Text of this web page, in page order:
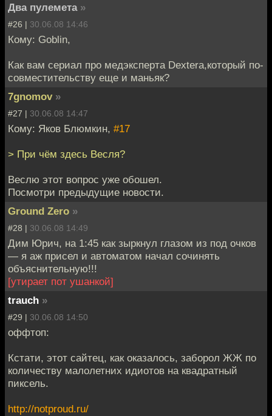
Два пулемета »
#26 | 30.06.08 14:46
Кому: Goblin,
Как вам сериал про медэксперта Dextera,который по-
совместительству еще и маньяк?
7gnomov »
#27 | 30.06.08 14:47
Кому: Яков Блюмкин, #17
> При чём здесь Весля?
Веслю этот вопрос уже обошел.
Посмотри предыдущие новости.
Ground Zero »
#28 | 30.06.08 14:49
Дим Юрич, на 1:45 как зыркнул глазом из под очков
— я аж присел и автоматом начал сочинять
объяснительную!!!
[утирает пот ушанкой]
trauch »
#29 | 30.06.08 14:50
оффтоп:
Кстати, этот сайтец, как оказалось, заборол ЖЖ по
количеству малолетних идиотов на квадратный
пиксель.
http://notproud.ru/